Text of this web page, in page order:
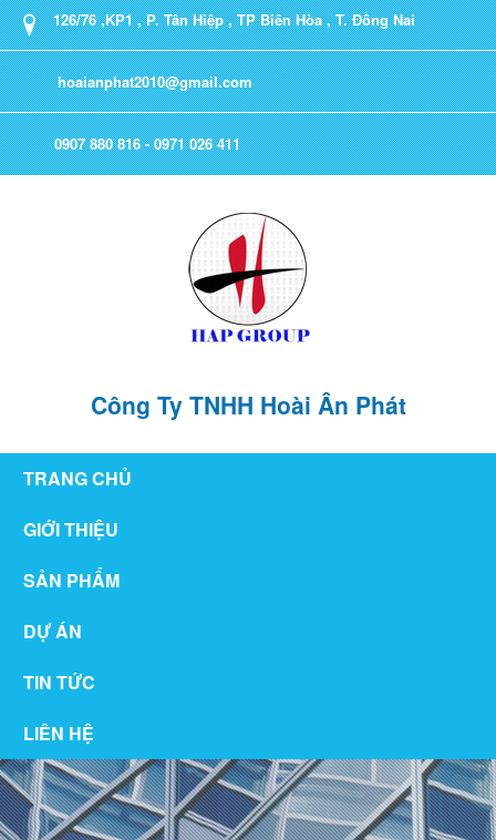
126/76 ,KP1 , P. Tân Hiệp , TP Biên Hòa , T. Đồng Nai
hoaianphat2010@gmail.com
0907 880 816 - 0971 026 411
Công Ty TNHH Hoài Ân Phát
TRANG CHỦ
GIỚI THIỆU
SẢN PHẨM
DỰ ÁN
TIN TỨC
LIÊN HỆ